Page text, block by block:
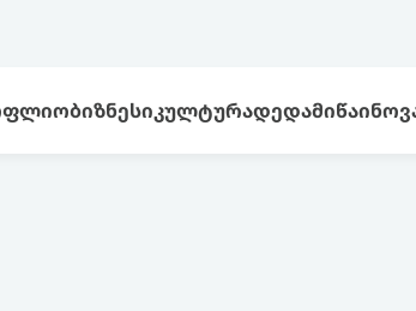
ᲑᲘᲖᲜᲔᲡᲘᲙᲣᲚᲢᲣᲠᲐᲓᲔᲓᲐᲛᲘᲬᲐ